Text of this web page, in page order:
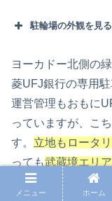
駐輪場の外観を見る
ヨーカドー北側の
菱UFJ銀行の専用
運営管理もおもに
っていますが、こ
す。 立地もロータ
っても武蔵境エリ
ースが３台分
ほど
メニュー ホーム